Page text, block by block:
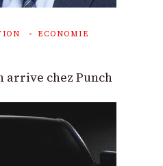
ECONOMIE
arrive chez Punch